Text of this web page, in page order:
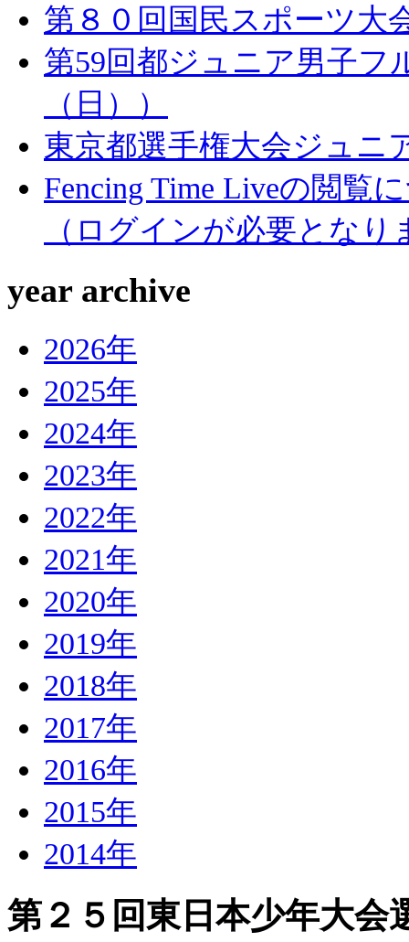
第８０回国民スポーツ大
第59回都ジュニア男子
（日））
東京都選手権大会ジュニ
Fencing Time
（ログインが必要となり
year archive
2026年
2025年
2024年
2023年
2022年
2021年
2020年
2019年
2018年
2017年
2016年
2015年
2014年
第２５回東日本少年大会